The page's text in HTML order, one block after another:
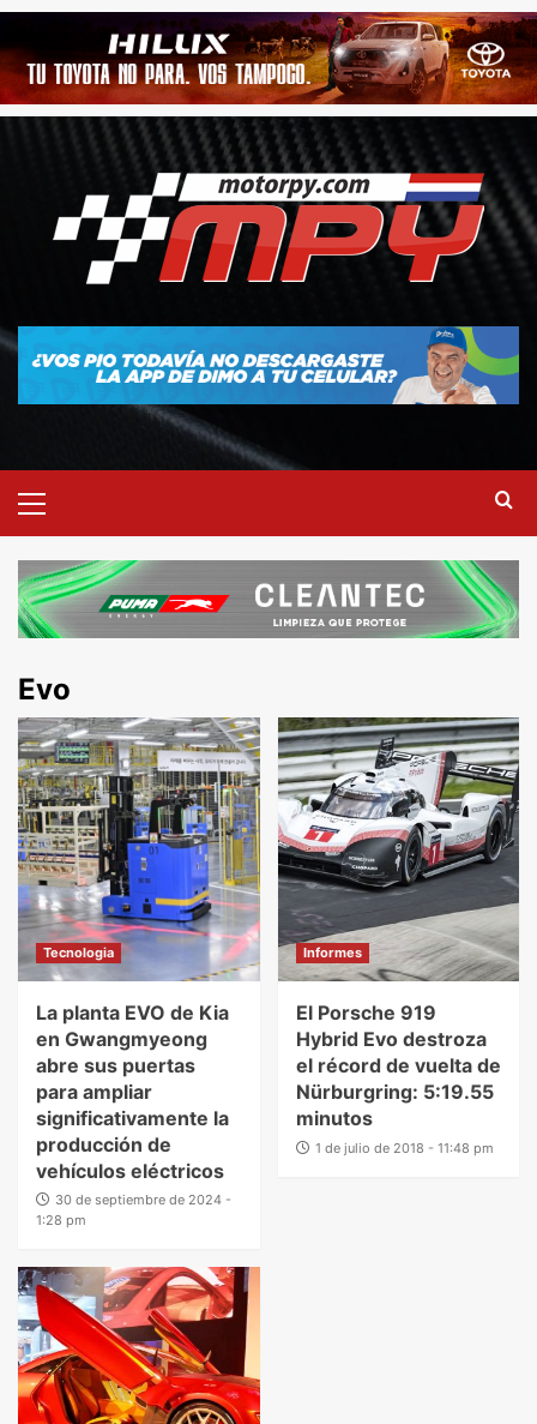
Evo
Tecnologia
La planta EVO de Kia
en Gwangmyeong
abre sus puertas
para ampliar
significativamente la
producción de
vehículos eléctricos
30 de septiembre de 2024 -
1:28 pm
Informes
El Porsche 919
Hybrid Evo destroza
el récord de vuelta de
Nürburgring: 5:19.55
minutos
1 de julio de 2018 - 11:48 pm